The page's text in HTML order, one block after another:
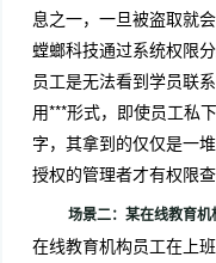
息之一，一旦被盗取就
螳螂科技通过系统权限
员工是无法看到学员联
用***形式，即使员工私
字，其拿到的仅仅是一
授权的管理者才有权限
场景二：某在线教育
在线教育机构员工在上